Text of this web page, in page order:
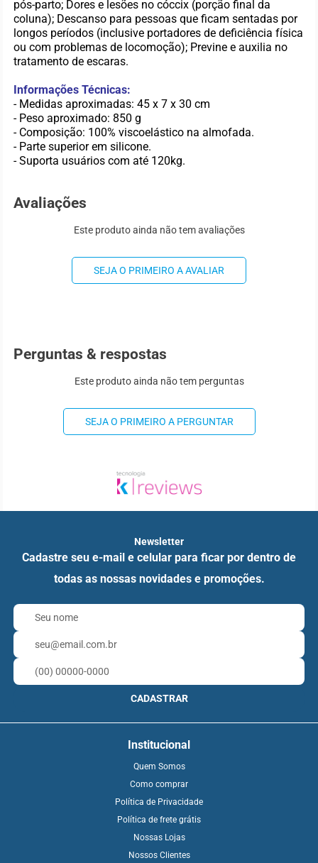
pós-parto; Dores e lesões no cóccix (porção final da
coluna); Descanso para pessoas que ficam sentadas por
longos períodos (inclusive portadores de deficiência física
ou com problemas de locomoção); Previne e auxilia no
tratamento de escaras.
Informações Técnicas:
- Medidas aproximadas: 45 x 7 x 30 cm
- Peso aproximado: 850 g
- Composição: 100% viscoelástico na almofada.
- Parte superior em silicone.
- Suporta usuários com até 120kg.
Avaliações
Este produto ainda não tem avaliações
SEJA O PRIMEIRO A AVALIAR
Perguntas & respostas
Este produto ainda não tem perguntas
SEJA O PRIMEIRO A PERGUNTAR
Newsletter
Cadastre seu e-mail e celular para ficar por dentro de
todas as nossas novidades e promoções.
CADASTRAR
Institucional
Quem Somos
Como comprar
Política de Privacidade
Política de frete grátis
Nossas Lojas
Nossos Clientes